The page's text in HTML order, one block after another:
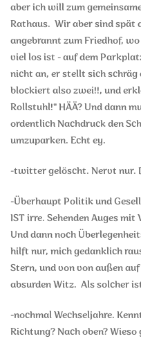
aber ich will zum
Rathaus. Wir aber sind spät
angebrannt zum Friedhof,
viel los ist - auf dem
nicht an, er stellt sich
blockiert also zwei!!, und
Rollstuhl!" HÄÄ? Und dann
ordentlich Nachdruck den
umzuparken. Echt ey.
-twitter gelöscht. Nervt nur.
-Überhaupt Politik und
IST irre. Sehenden Auges
Und dann noch
hilft nur, mich gedanklich
Stern, und von von außen
absurden Witz. Als solcher
-nochmal Wechseljahre.
Richtung? Nach oben?